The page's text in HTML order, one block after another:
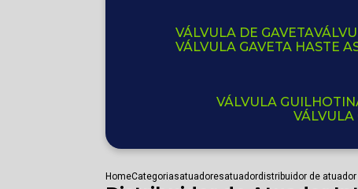
VÁLVULA DE GAVETA
VÁLVULA GAVETA HASTE
VÁLVULA
HomeCategoriasatuadoresatuadordistribuidor de